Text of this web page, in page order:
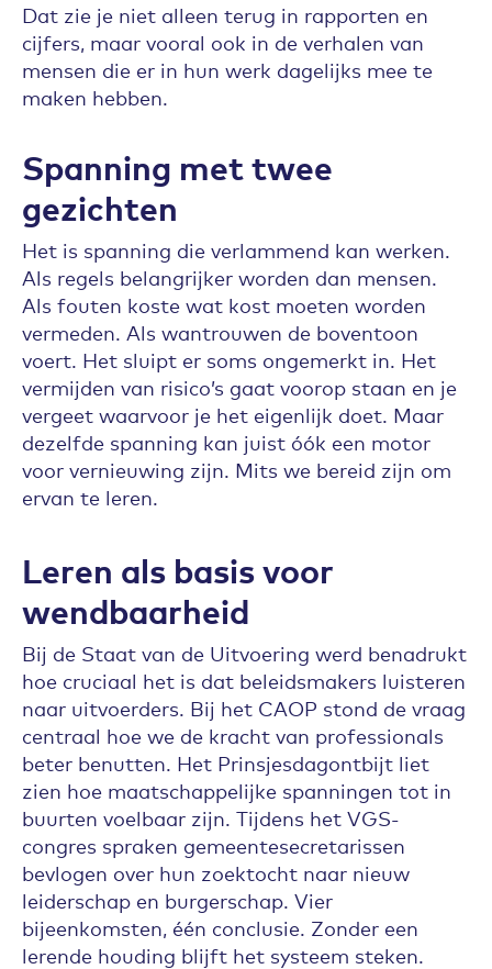
Dat zie je niet alleen terug in rapporten en
cijfers, maar vooral ook in de verhalen van
mensen die er in hun werk dagelijks mee te
maken hebben.
Spanning met twee
gezichten
Het is spanning die verlammend kan werken.
Als regels belangrijker worden dan mensen.
Als fouten koste wat kost moeten worden
vermeden. Als wantrouwen de boventoon
voert. Het sluipt er soms ongemerkt in. Het
vermijden van risico’s gaat voorop staan en je
vergeet waarvoor je het eigenlijk doet. Maar
dezelfde spanning kan juist óók een motor
voor vernieuwing zijn. Mits we bereid zijn om
ervan te leren.
Leren als basis voor
wendbaarheid
Bij de Staat van de Uitvoering werd benadrukt
hoe cruciaal het is dat beleidsmakers luisteren
naar uitvoerders. Bij het CAOP stond de vraag
centraal hoe we de kracht van professionals
beter benutten. Het Prinsjesdagontbijt liet
zien hoe maatschappelijke spanningen tot in
buurten voelbaar zijn. Tijdens het VGS-
congres spraken gemeentesecretarissen
bevlogen over hun zoektocht naar nieuw
leiderschap en burgerschap. Vier
bijeenkomsten, één conclusie. Zonder een
lerende houding blijft het systeem steken.